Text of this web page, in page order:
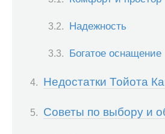
Надежность
Богатое оснащение
Недостатки Тойота
Советы по выбору и